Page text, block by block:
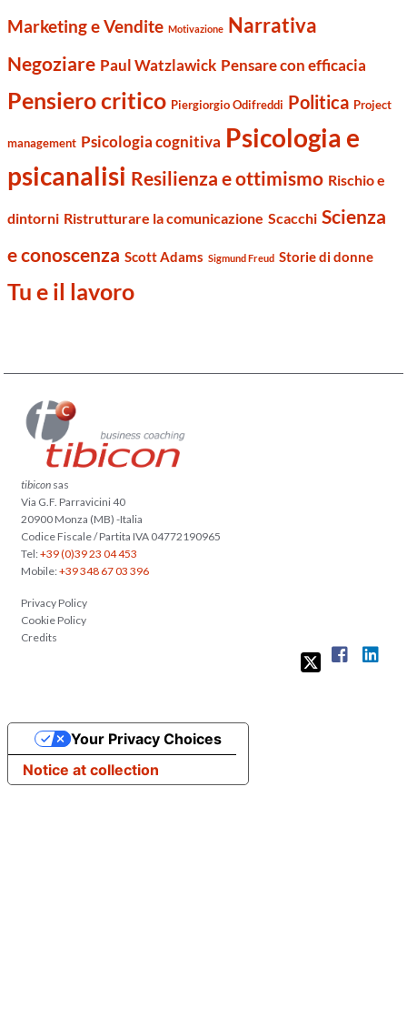
Marketing e Vendite Motivazione Narrativa
Negoziare Paul Watzlawick Pensare con efficacia
Pensiero critico Piergiorgio Odifreddi Politica Project
management Psicologia cognitiva Psicologia e
psicanalisi Resilienza e ottimismo Rischio e
dintorni Ristrutturare la comunicazione Scacchi Scienza
e conoscenza Scott Adams Sigmund Freud Storie di donne
Tu e il lavoro
tibicon sas
Via G.F. Parravicini 40
20900 Monza (MB) -Italia
Codice Fiscale / Partita IVA 04772190965
Tel:+39 (0)39 23 04 453
Mobile:+39 348 67 03 396
Privacy Policy
Cookie Policy
Credits
Notice at collection
Your Privacy Choices